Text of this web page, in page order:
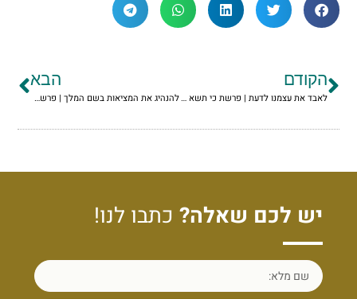
הקודם
לאבד את עצמנו לדעת | פרשת כי תשא התשפ"ד
הבא
להנהיג את המציאות בשם המלך | פרשת פקודי התשפ"ד
יש לכם שאלה? כתבו לנו!